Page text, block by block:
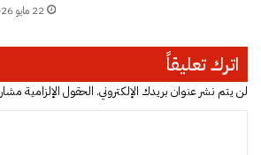
س
22 مايو 2026
اترك تعليقاً
لن يتم نشر عنوان بريدك الإلكتروني. الحقول الإلزامية مشار